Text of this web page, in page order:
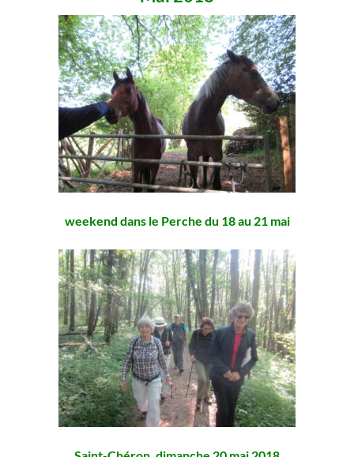
weekend dans le Perche du 18 au 21 mai